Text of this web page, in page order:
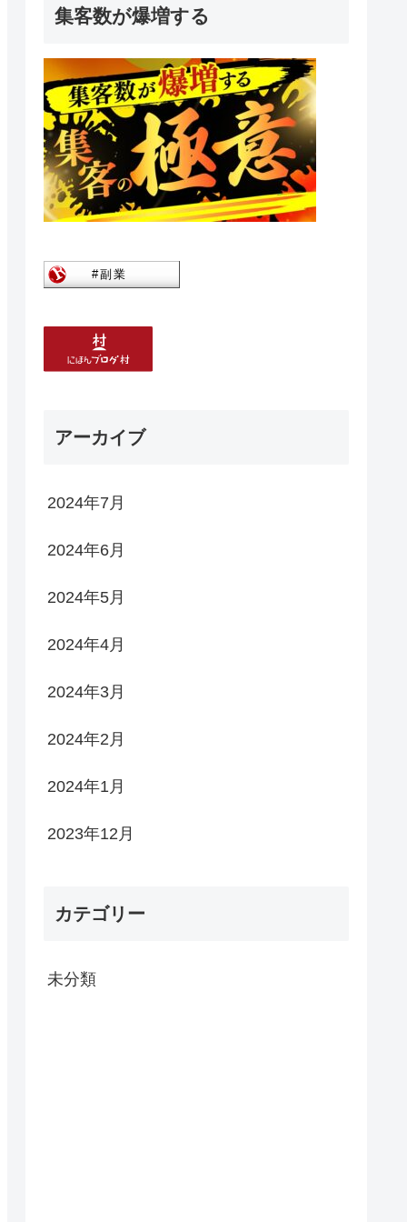
集客数が爆増する
アーカイブ
2024年7月
2024年6月
2024年5月
2024年4月
2024年3月
2024年2月
2024年1月
2023年12月
カテゴリー
未分類